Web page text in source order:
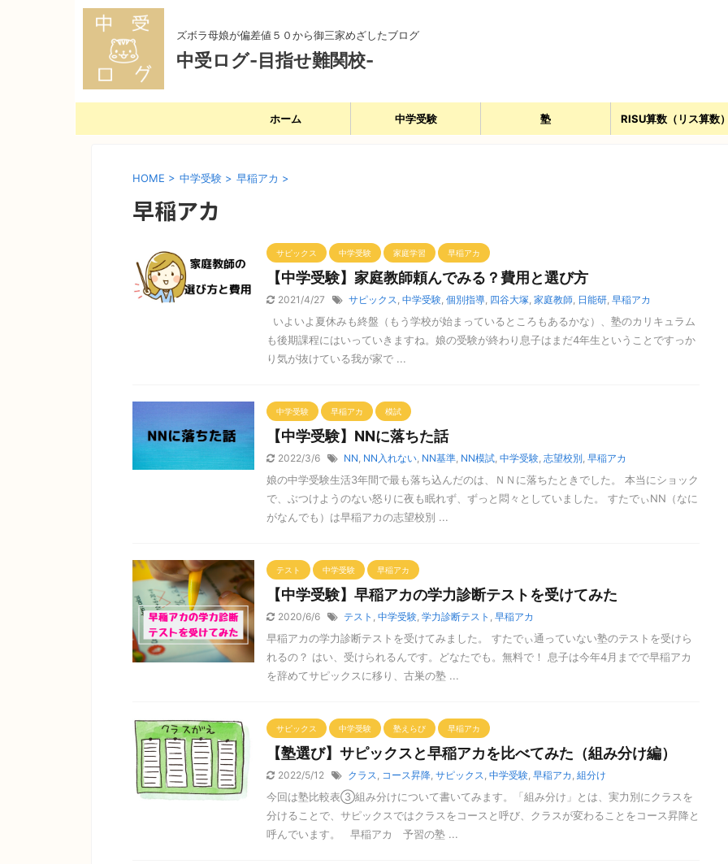
ズボラ母娘が偏差値５０から御三家めざしたブログ
中受ログ-目指せ難関校-
ホーム 中学受験 塾 RISU算数（リス算数
HOME > 中学受験 > 早稲アカ >
早稲アカ
サピックス 中学受験 家庭学習 早稲アカ
【中学受験】家庭教師頼んでみる？費用と選び方
2021/4/27 サピックス, 中学受験, 個別指導, 四谷大塚, 家庭教師, 日能研, 早稲アカ
いよいよ夏休みも終盤（もう学校が始まっているところもあるかな）、塾のカリキュラム
も後期課程にはいっていきますね。娘の受験が終わり息子はまだ4年生ということですっか
り気が抜けている我が家で ...
中学受験 早稲アカ 模試
【中学受験】NNに落ちた話
2022/3/6 NN, NN入れない, NN基準, NN模試, 中学受験, 志望校別, 早稲アカ
娘の中学受験生活3年間で最も落ち込んだのは、ＮＮに落ちたときでした。 本当にショック
で、ぶつけようのない怒りに夜も眠れず、ずっと悶々としていました。 すたでぃNN（なに
がなんでも）は早稲アカの志望校別 ...
テスト 中学受験 早稲アカ
【中学受験】早稲アカの学力診断テストを受けてみた
2020/6/6 テスト , 中学受験, 学力診断テスト , 早稲アカ
早稲アカの学力診断テストを受けてみました。 すたでぃ通っていない塾のテストを受けら
れるの？ はい、受けられるんです。どなたでも。無料で！ 息子は今年4月までで早稲アカ
を辞めてサピックスに移り、古巣の塾 ...
サピックス 中学受験 塾えらび 早稲アカ
【塾選び】サピックスと早稲アカを比べてみた（組み分け編）
2022/5/12 クラス, コース昇降, サピックス, 中学受験, 早稲アカ , 組分け
今回は塾比較表③組み分けについて書いてみます。「組み分け」とは、実力別にクラスを
分けることで、サピックスではクラスをコースと呼び、クラスが変わることをコース昇降と
呼んでいます。 早稲アカ 予習の塾 ...